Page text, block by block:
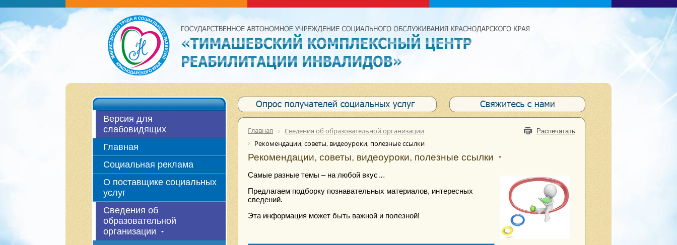
Версия для
слабовидящих
Главная
Социальная реклама
О поставщике социальных
услуг
Сведения об
образовательной
организации
Распечатать
Главная
Сведения об образовательной организации
Рекомендации, советы, видеоуроки, полезные ссылки
Рекомендации, советы, видеоуроки, полезные ссылки
Самые разные темы – на любой вкус…
Предлагаем подборку познавательных материалов, интересных
сведений.
Эта информация может быть важной и полезной!